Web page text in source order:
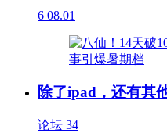
6 08.01
除了ipad，还有其
论坛 34